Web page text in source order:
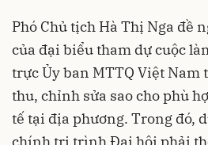
Phó Chủ tịch Hà Thị Nga đề
của đại biểu tham dự cuộc
trực Ủy ban MTTQ Việt Nam
thu, chỉnh sửa sao cho phù
tế tại địa phương. Trong đó,